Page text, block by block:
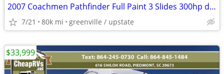
2007 Coachmen Pathfinder Full Paint 3 Slides 300hp diesel motorhome RV
7/21 80k mi greenville / upstate
$33,999